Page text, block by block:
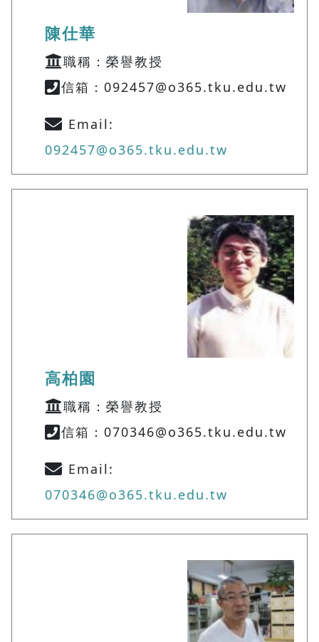
陳仕華
職稱：榮譽教授
信箱：092457@o365.tku.edu.tw
Email:
092457@o365.tku.edu.tw
高柏園
職稱：榮譽教授
信箱：070346@o365.tku.edu.tw
Email:
070346@o365.tku.edu.tw